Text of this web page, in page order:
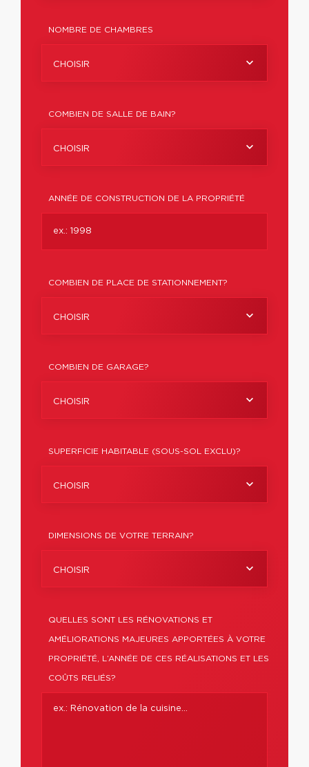
NOMBRE DE CHAMBRES
CHOISIR
COMBIEN DE SALLE DE BAIN?
CHOISIR
ANNÉE DE CONSTRUCTION DE LA PROPRIÉTÉ
COMBIEN DE PLACE DE STATIONNEMENT?
CHOISIR
COMBIEN DE GARAGE?
CHOISIR
SUPERFICIE HABITABLE (SOUS-SOL EXCLU)?
CHOISIR
DIMENSIONS DE VOTRE TERRAIN?
CHOISIR
QUELLES SONT LES RÉNOVATIONS ET
AMÉLIORATIONS MAJEURES APPORTÉES À VOTRE
PROPRIÉTÉ, L’ANNÉE DE CES RÉALISATIONS ET LES
COÛTS RELIÉS?